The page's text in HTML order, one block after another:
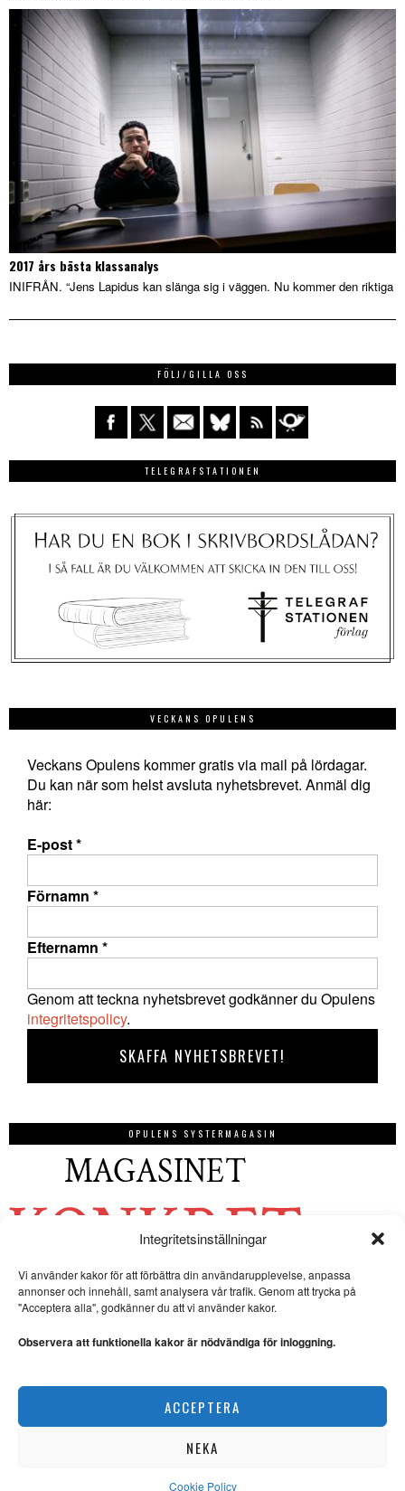
Integritetsinställningar
Vi använder kakor för att förbättra din användarupplevelse, anpassa
annonser och innehåll, samt analysera vår trafik. Genom att trycka på
"Acceptera alla", godkänner du att vi använder kakor.
Observera att funktionella kakor är nödvändiga för inloggning.
ACCEPTERA
NEKA
Cookie Policy
2017 års bästa klassanalys
INIFRÅN. “Jens Lapidus kan slänga sig i väggen. Nu kommer den riktiga
FÖLJ/GILLA OSS
TELEGRAFSTATIONEN
VECKANS OPULENS
Veckans Opulens kommer gratis via mail på lördagar.
Du kan när som helst avsluta nyhetsbrevet. Anmäl dig
här:
E-post*
Förnamn *
Efternamn *
Genom att teckna nyhetsbrevet godkänner du Opulens
integritetspolicy.
OPULENS SYSTERMAGASIN